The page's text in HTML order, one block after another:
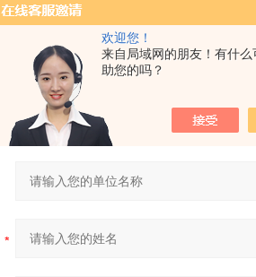
欢迎您！
来自局域网的朋友！有什么
助您的吗？
统计计算 没有 USB接口 有 无线传输 有 可更换
Dualscope MP0